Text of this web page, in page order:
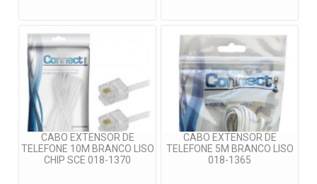
CABO EXTENSOR DE
TELEFONE 10M BRANCO LISO
CHIP SCE 018-1370
CABO EXTENSOR DE
TELEFONE 5M BRANCO LISO
018-1365